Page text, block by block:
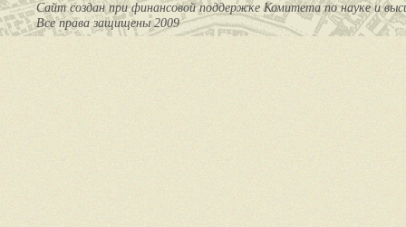
Cайт создан при финансовой поддержке Комитета по науке и
Все права защищены 2009